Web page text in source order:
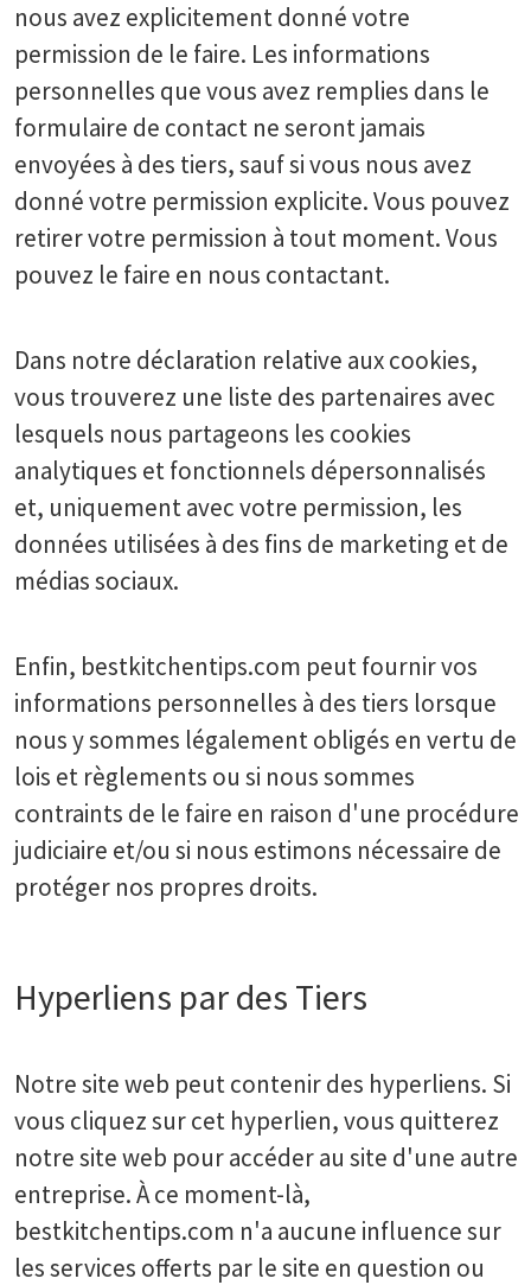
nous avez explicitement donné votre
permission de le faire. Les informations
personnelles que vous avez remplies dans le
formulaire de contact ne seront jamais
envoyées à des tiers, sauf si vous nous avez
donné votre permission explicite. Vous pouvez
retirer votre permission à tout moment. Vous
pouvez le faire en nous contactant.
Dans notre déclaration relative aux cookies,
vous trouverez une liste des partenaires avec
lesquels nous partageons les cookies
analytiques et fonctionnels dépersonnalisés
et, uniquement avec votre permission, les
données utilisées à des fins de marketing et de
médias sociaux.
Enfin, bestkitchentips.com peut fournir vos
informations personnelles à des tiers lorsque
nous y sommes légalement obligés en vertu de
lois et règlements ou si nous sommes
contraints de le faire en raison d'une procédure
judiciaire et/ou si nous estimons nécessaire de
protéger nos propres droits.
Hyperliens par des Tiers
Notre site web peut contenir des hyperliens. Si
vous cliquez sur cet hyperlien, vous quitterez
notre site web pour accéder au site d'une autre
entreprise. À ce moment-là,
bestkitchentips.com n'a aucune influence sur
les services offerts par le site en question ou